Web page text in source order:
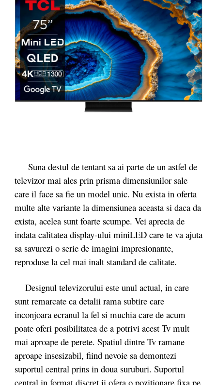
Suna destul de tentant sa ai parte de un astfel de
televizor mai ales prin prisma dimensiunilor sale
care il face sa fie un model unic. Nu exista in oferta
multe alte variante la dimensiunea aceasta si daca da
exista, acelea sunt foarte scumpe. Vei aprecia de
indata calitatea display-ului miniLED care te va ajuta
sa savurezi o serie de imagini impresionante,
reproduse la cel mai inalt standard de calitate.
Designul televizorului este unul actual, in care
sunt remarcate ca detalii rama subtire care
inconjoara ecranul la fel si muchia care de acum
poate oferi posibilitatea de a potrivi acest Tv mult
mai aproape de perete. Spatiul dintre Tv ramane
aproape insesizabil, fiind nevoie sa demontezi
suportul central prins in doua suruburi. Suportul
central in format discret ii ofera o pozitionare fixa pe